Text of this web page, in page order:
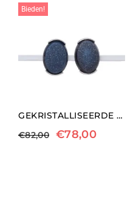
Bieden!
GEKRISTALLISEERDE AGAAT CLIP OORBELLEN
€82,00 €78,00